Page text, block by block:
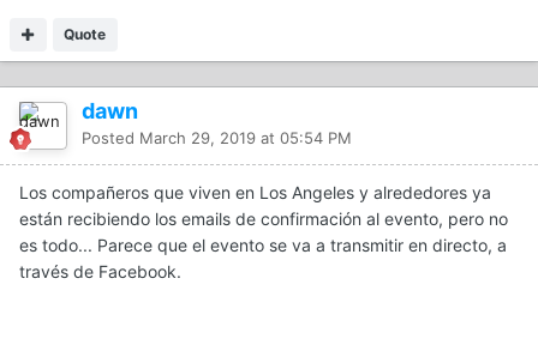
Quote
dawn
Posted March 29, 2019 at 05:54 PM
Los compañeros que viven en Los Angeles y alrededores ya
están recibiendo los emails de confirmación al evento, pero no
es todo... Parece que el evento se va a transmitir en directo, a
través de Facebook.